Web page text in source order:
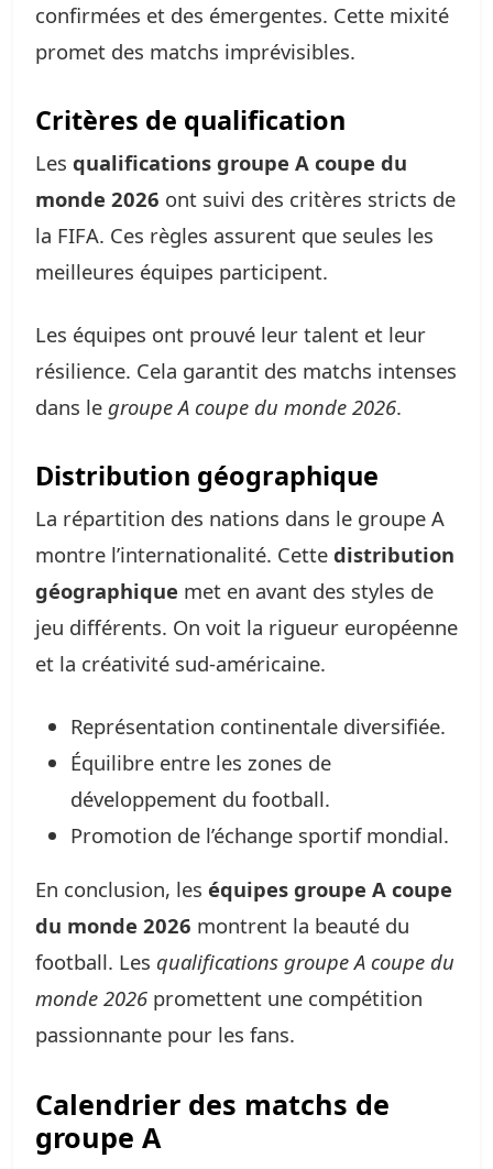
confirmées et des émergentes. Cette mixité
promet des matchs imprévisibles.
Critères de qualification
Les qualifications groupe A coupe du
monde 2026 ont suivi des critères stricts de
la FIFA. Ces règles assurent que seules les
meilleures équipes participent.
Les équipes ont prouvé leur talent et leur
résilience. Cela garantit des matchs intenses
dans le groupe A coupe du monde 2026.
Distribution géographique
La répartition des nations dans le groupe A
montre l’internationalité. Cette distribution
géographique met en avant des styles de
jeu différents. On voit la rigueur européenne
et la créativité sud-américaine.
Représentation continentale diversifiée.
Équilibre entre les zones de
développement du football.
Promotion de l’échange sportif mondial.
En conclusion, les équipes groupe A coupe
du monde 2026 montrent la beauté du
football. Les qualifications groupe A coupe du
monde 2026 promettent une compétition
passionnante pour les fans.
Calendrier des matchs de
groupe A